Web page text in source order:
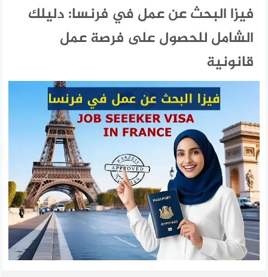
فيزا البحث عن عمل في فرنسا: دليلك
الشامل للحصول على فرصة عمل
قانونية